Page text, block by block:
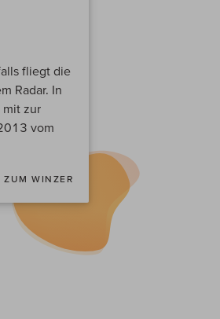
fliegt die
Radar. In
mit zur
vom
ZUM WINZER